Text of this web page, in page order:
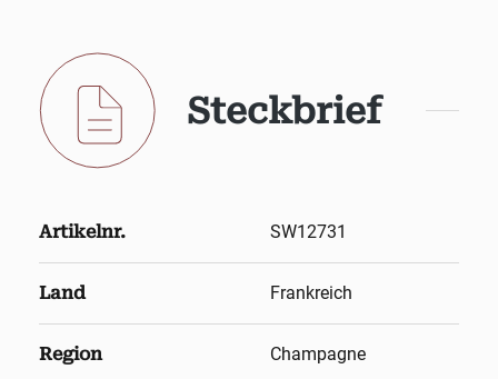
Steckbrief
Artikelnr. SW12731
Land Frankreich
Region Champagne